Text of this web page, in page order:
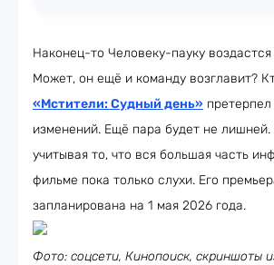
Наконец-то Человеку-пауку воздастся
Может, он ещё и команду возглавит?
«Мстители: Судный день»
изменений. Ещё пара будет не лишней.
учитывая то, что вся большая часть
фильме пока только слухи. Его
запланирована на 1 мая 2026 года.
Фото: соцсети, Кинопоиск, скриншоты